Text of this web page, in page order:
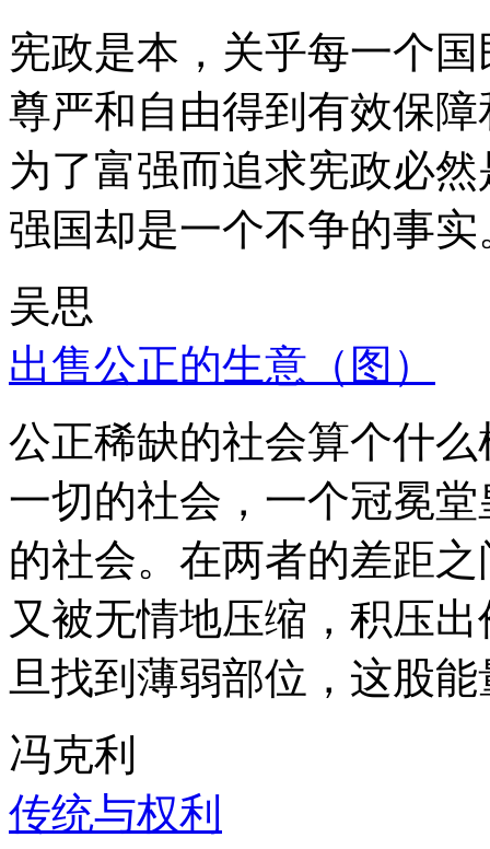
宪政是本，关乎每一个
尊严和自由得到有效保
为了富强而追求宪政必
强国却是一个不争的事实
吴思
出售公正的生意（图）
公正稀缺的社会算个什
一切的社会，一个冠冕
的社会。在两者的差距
又被无情地压缩，积压
旦找到薄弱部位，这股
冯克利
传统与权利